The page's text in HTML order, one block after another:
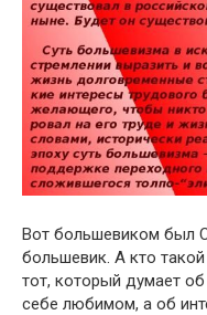
Вот большевиком был
большевик. А кто
тот, который думает об
себе любимом, а об